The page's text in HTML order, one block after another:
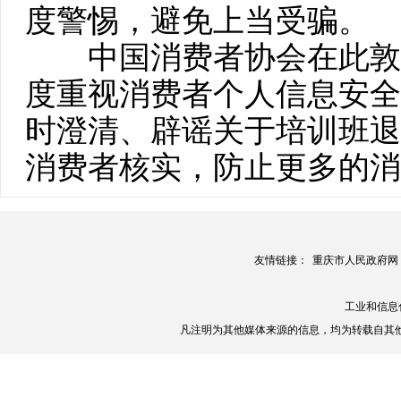
度警惕，避免上当受骗。
中国消费者协会在此敦
度重视消费者个人信息安
时澄清、辟谣关于培训班
消费者核实，防止更多的
友情链接： 重庆市人民政府网
工业和信
凡注明为其他媒体来源的信息，均为转载自